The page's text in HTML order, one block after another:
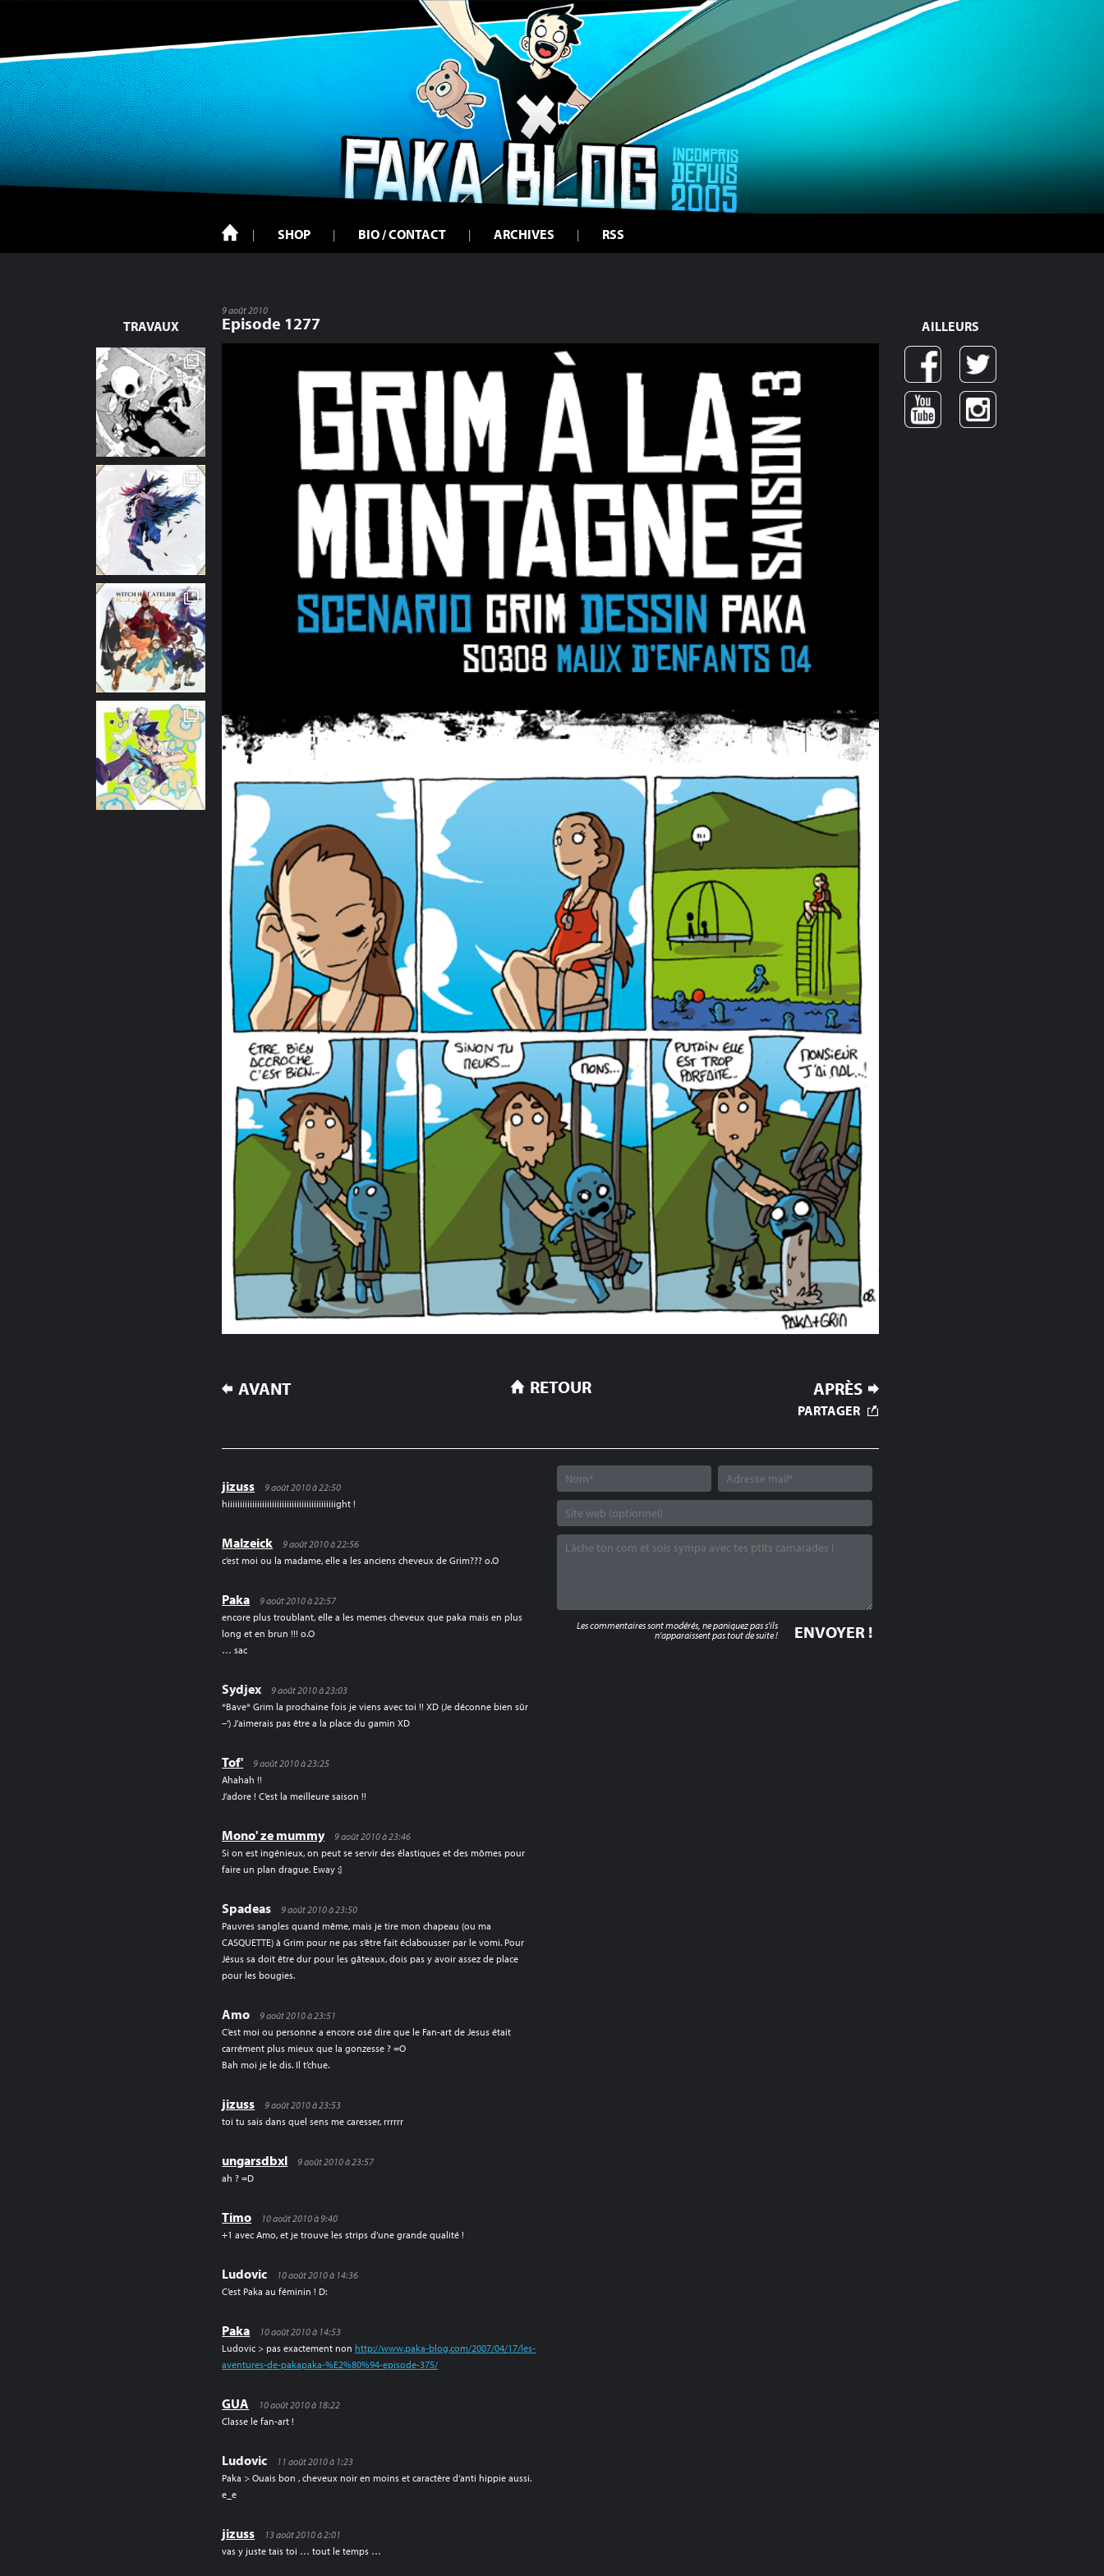
SHOP BIO / CONTACT ARCHIVES RSS
TRAVAUX
9 août 2010
Episode 1277
NAVIGATION
AVANT APRÈS
RETOUR
PARTAGER
jizuss
9 août 2010 à 22:50
hiiiiiiiiiiiiiiiiiiiiiiiiiiiiiiiiiiiiiiiiiiiight !
Malzeick
9 août 2010 à 22:56
c’est moi ou la madame, elle a les anciens cheveux de Grim??? o.O
Paka
9 août 2010 à 22:57
encore plus troublant, elle a les memes cheveux que paka mais en plus
long et en brun !!! o.O
… sac
Sydjex
9 août 2010 à 23:03
*Bave* Grim la prochaine fois je viens avec toi !! XD (Je déconne bien sûr
–‘) J’aimerais pas être a la place du gamin XD
Tof'
9 août 2010 à 23:25
Ahahah !!
J’adore ! C’est la meilleure saison !!
Mono' ze mummy
9 août 2010 à 23:46
Si on est ingénieux, on peut se servir des élastiques et des mômes pour
faire un plan drague. Eway :]
Spadeas
9 août 2010 à 23:50
Pauvres sangles quand même, mais je tire mon chapeau (ou ma
CASQUETTE) à Grim pour ne pas s’être fait éclabousser par le vomi. Pour
Jésus sa doit être dur pour les gâteaux, dois pas y avoir assez de place
pour les bougies.
Amo
9 août 2010 à 23:51
C’est moi ou personne a encore osé dire que le Fan-art de Jesus était
carrément plus mieux que la gonzesse ? =O
Bah moi je le dis. Il t’chue.
jizuss
9 août 2010 à 23:53
toi tu sais dans quel sens me caresser, rrrrrr
ungarsdbxl
9 août 2010 à 23:57
ah ? =D
Timo
10 août 2010 à 9:40
+1 avec Amo, et je trouve les strips d’une grande qualité !
Ludovic
10 août 2010 à 14:36
C’est Paka au féminin ! D:
Paka
10 août 2010 à 14:53
Ludovic > pas exactement non http://www.paka-blog.com/2007/04/17/les-
aventures-de-pakapaka-%E2%80%94-episode-375/
GUA
10 août 2010 à 18:22
Classe le fan-art !
Ludovic
11 août 2010 à 1:23
Paka > Ouais bon , cheveux noir en moins et caractère d’anti hippie aussi.
e_e
jizuss
13 août 2010 à 2:01
vas y juste tais toi … tout le temps …
Les commentaires sont modérés, ne paniquez pas s'ils
n'apparaissent pas tout de suite !
AILLEURS